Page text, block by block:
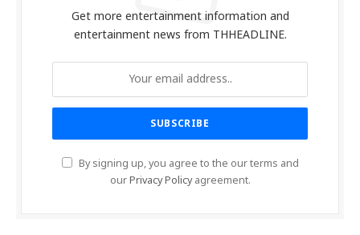
Get more entertainment information and
entertainment news from THHEADLINE.
By signing up, you agree to the our terms and
ourPrivacy Policyagreement.